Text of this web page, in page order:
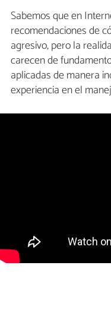
Sabemos que en
recomendaciones de
agresivo, pero la
carecen de
aplicadas de manera
experiencia en el